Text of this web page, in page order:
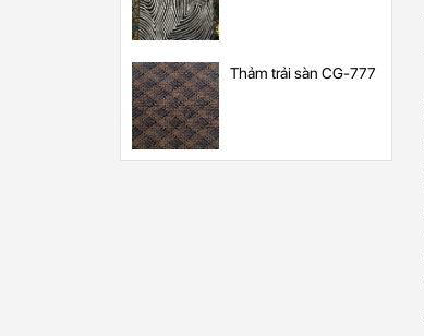
Thảm trải sàn CG-777